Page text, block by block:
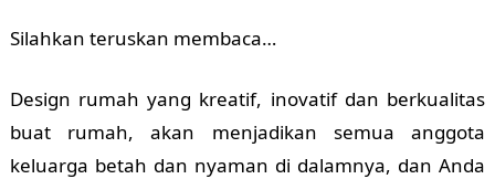
Silahkan teruskan membaca…
Design rumah yang kreatif, inovatif dan berkualitas
buat rumah, akan menjadikan semua anggota
keluarga betah dan nyaman di dalamnya, dan Anda